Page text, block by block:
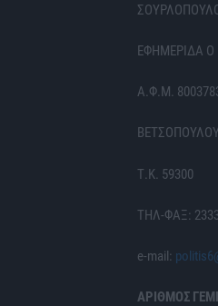
ΕΦΗΜΕΡΙΔΑ Ο
Α.Φ.Μ.
Τ.Κ. 59300
ΤΗΛ-ΦΑΞ:
e-mail:
ΑΡΙΘΜΟΣ